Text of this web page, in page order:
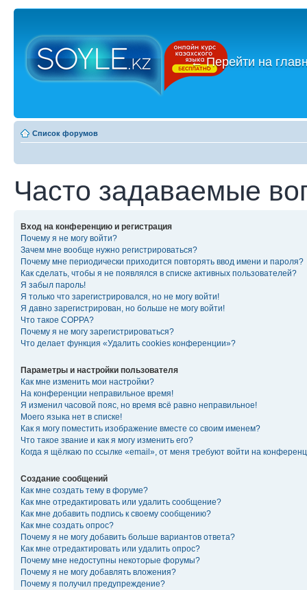
←Перейти на
Список форумов
Часто задаваемые
Вход на конференцию и регистрация
Почему я не могу войти?
Зачем мне вообще нужно регистрироваться?
Почему мне периодически приходится повторять ввод имени и пароля?
Как сделать, чтобы я не появлялся в списке активных пользователей?
Я забыл пароль!
Я только что зарегистрировался, но не могу войти!
Я давно зарегистрирован, но больше не могу войти!
Что такое COPPA?
Почему я не могу зарегистрироваться?
Что делает функция «Удалить cookies конференции»?
Параметры и настройки пользователя
Как мне изменить мои настройки?
На конференции неправильное время!
Я изменил часовой пояс, но время всё равно неправильное!
Моего языка нет в списке!
Как я могу поместить изображение вместе со своим именем?
Что такое звание и как я могу изменить его?
Когда я щёлкаю по ссылке «email», от меня требуют войти на
Создание сообщений
Как мне создать тему в форуме?
Как мне отредактировать или удалить сообщение?
Как мне добавить подпись к своему сообщению?
Как мне создать опрос?
Почему я не могу добавить больше вариантов ответа?
Как мне отредактировать или удалить опрос?
Почему мне недоступны некоторые форумы?
Почему я не могу добавлять вложения?
Почему я получил предупреждение?